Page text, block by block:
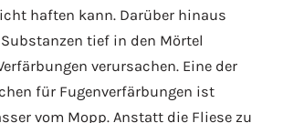
haften kann. Darüber hinaus
tief in den Mörtel
verursachen. Eine der
für Fugenverfärbungen ist
vom Mopp. Anstatt die Fliese zu